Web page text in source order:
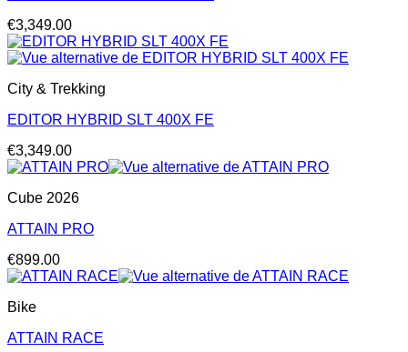
€3,349.00
City & Trekking
EDITOR HYBRID SLT 400X FE
€3,349.00
Cube 2026
ATTAIN PRO
€899.00
Bike
ATTAIN RACE